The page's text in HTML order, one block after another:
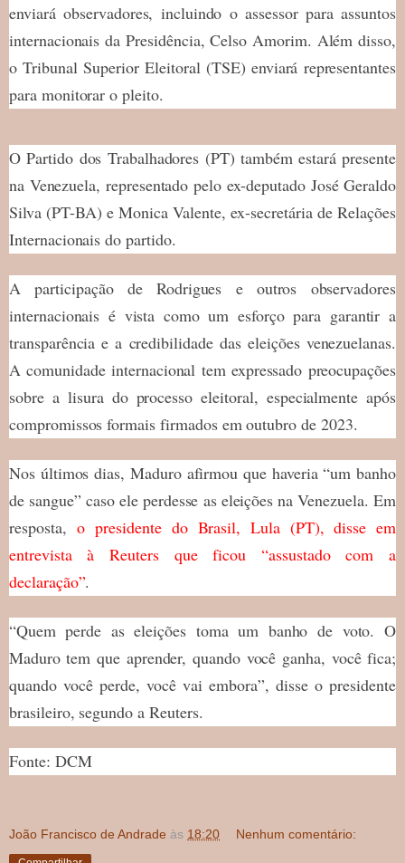
enviará observadores, incluindo o assessor para assuntos
internacionais da Presidência, Celso Amorim. Além disso,
o Tribunal Superior Eleitoral (TSE) enviará representantes
para monitorar o pleito.
O Partido dos Trabalhadores (PT) também estará presente
na Venezuela, representado pelo ex-deputado José Geraldo
Silva (PT-BA) e Monica Valente, ex-secretária de Relações
Internacionais do partido.
A participação de Rodrigues e outros observadores
internacionais é vista como um esforço para garantir a
transparência e a credibilidade das eleições venezuelanas.
A comunidade internacional tem expressado preocupações
sobre a lisura do processo eleitoral, especialmente após
compromissos formais firmados em outubro de 2023.
Nos últimos dias, Maduro afirmou que haveria “um banho
de sangue” caso ele perdesse as eleições na Venezuela. Em
resposta,o presidente do Brasil, Lula (PT), disse em
entrevista à Reuters que ficou “assustado com a
declaração”.
“Quem perde as eleições toma um banho de voto. O
Maduro tem que aprender, quando você ganha, você fica;
quando você perde, você vai embora”, disse o presidente
brasileiro, segundo a Reuters.
Fonte: DCM
João Francisco de Andrade às 18:20 Nenhum comentário: